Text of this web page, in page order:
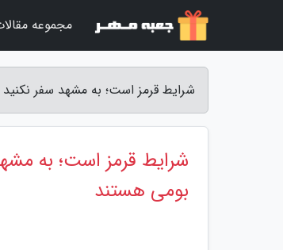
شرایط قرمز است؛ به مشهد سفر نکنید ، 20 درصد از بیماران بستری در مراکز درمانی غیر بومی هستند - جعبه
بومی هستند
مجموعه